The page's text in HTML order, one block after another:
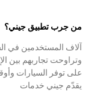
من جرب تطبيق جيني؟
آلاف المستخدمين في
وتراوحت تجاربهم بين
على توفر السيارات
يقدّم جيني خدمات